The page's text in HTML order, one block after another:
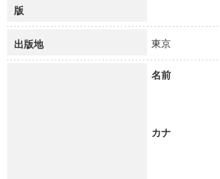
版
出版地 東京
名前
カナ